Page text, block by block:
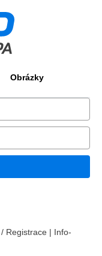
Obrázky
Registrace | Info-